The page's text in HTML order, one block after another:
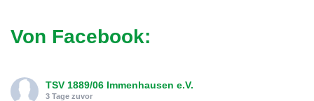
Von Facebook:
TSV 1889/06 Immenhausen e.V.
3 Tage zuvor